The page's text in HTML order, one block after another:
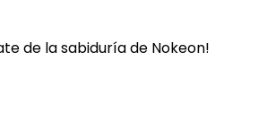
de la sabiduría de Nokeon!